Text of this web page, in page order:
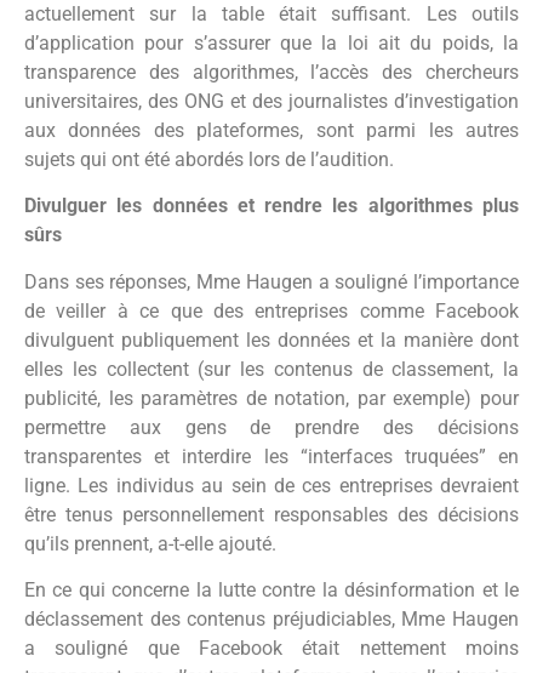
actuellement sur la table était suffisant. Les outils
d’application pour s’assurer que la loi ait du poids, la
transparence des algorithmes, l’accès des chercheurs
universitaires, des ONG et des journalistes d’investigation
aux données des plateformes, sont parmi les autres
sujets qui ont été abordés lors de l’audition.
Divulguer les données et rendre les algorithmes plus
sûrs
Dans ses réponses, Mme Haugen a souligné l’importance
de veiller à ce que des entreprises comme Facebook
divulguent publiquement les données et la manière dont
elles les collectent (sur les contenus de classement, la
publicité, les paramètres de notation, par exemple) pour
permettre aux gens de prendre des décisions
transparentes et interdire les “interfaces truquées” en
ligne. Les individus au sein de ces entreprises devraient
être tenus personnellement responsables des décisions
qu’ils prennent, a-t-elle ajouté.
En ce qui concerne la lutte contre la désinformation et le
déclassement des contenus préjudiciables, Mme Haugen
a souligné que Facebook était nettement moins